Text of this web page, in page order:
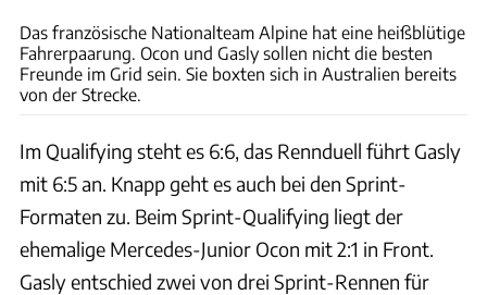
Das französische Nationalteam Alpine hat eine heißblütige
Fahrerpaarung. Ocon und Gasly sollen nicht die besten
Freunde im Grid sein. Sie boxten sich in Australien bereits
von der Strecke.
Im Qualifying steht es 6:6, das Rennduell führt Gasly
mit 6:5 an. Knapp geht es auch bei den Sprint-
Formaten zu. Beim Sprint-Qualifying liegt der
ehemalige Mercedes-Junior Ocon mit 2:1 in Front.
Gasly entschied zwei von drei Sprint-Rennen für